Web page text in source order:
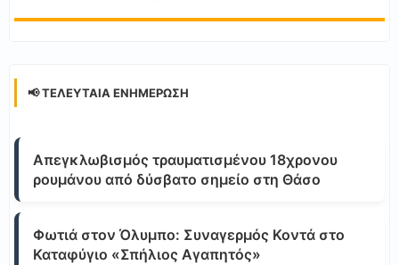
📢 ΤΕΛΕΥΤΑΊΑ ΕΝΗΜΈΡΩΣΗ
Απεγκλωβισμός τραυματισμένου 18χρονου
ρουμάνου από δύσβατο σημείο στη Θάσο
Φωτιά στον Όλυμπο: Συναγερμός Κοντά στο
Καταφύγιο «Σπήλιος Αγαπητός»